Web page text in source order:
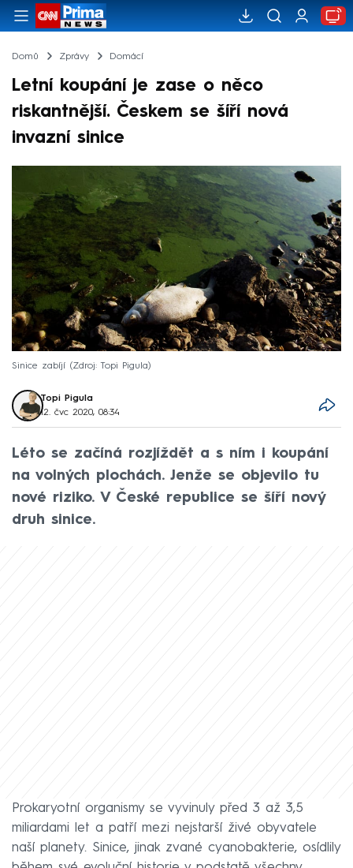
Domů Zprávy Domácí
Letní koupání je zase o něco
riskantnější. Českem se šíří nová
invazní sinice
Sinice zabíjí Zdroj: Topi Pigula
Topi Pigula
12. čvc 2020, 08:34
Léto se začíná rozjíždět a s ním i koupání
na volných plochách. Jenže se objevilo tu
nové riziko. V České republice se šíří nový
druh sinice.
Prokaryotní organismy se vyvinuly před 3 až 3,5
miliardami let a patří mezi nejstarší živé obyvatele
naší planety. Sinice, jinak zvané cyanobakterie, osídlily